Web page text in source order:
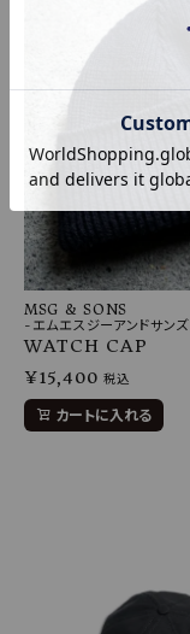
MSG & SONS
-エムエスジーアンドサンズ
WATCH CAP
¥15,400 税込
カートに入れる